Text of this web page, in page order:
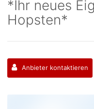
Inhalt
der
Anzeige
*Ihr neues
Hopsten*
Anbieter kontaktieren